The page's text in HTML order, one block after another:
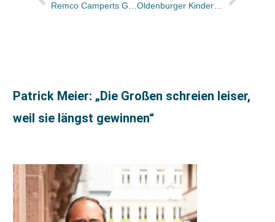
Remco Camperts Gedichte „Jagen, Leben, Erinnern“ Buch des Monats
Oldenburger Kinder- und Jugendbuchpreis 2011 geht an Nils Mohl
Patrick Meier: „Die Großen schreien leiser,
weil sie längst gewinnen“